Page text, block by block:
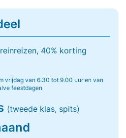
40% korting
vrijdag van 6.30 tot 9.00 uur en van
feestdagen
(tweede klas, spits)